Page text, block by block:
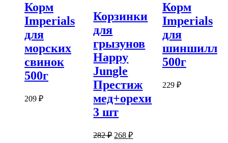
Корм
Imperials
для
морских
свинок
500г
209 ₽
Корзинки
для
грызунов
Happy
Jungle
Престиж
мед+орехи
3 шт
282₽ Первоначальная
268₽Текущая
Корм
Imperials
для
шиншилл
500г
229 ₽